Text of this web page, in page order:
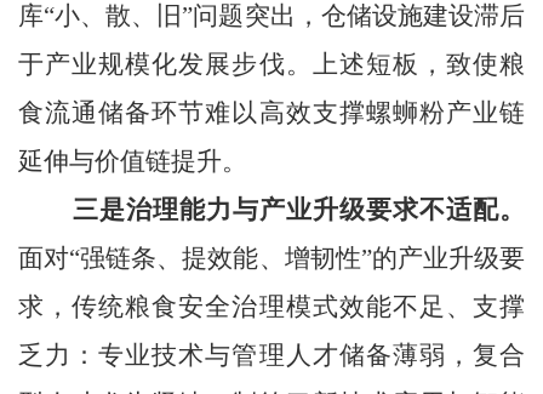
库“小、散、旧”问题突出，仓储设施建设滞后
于产业规模化发展步伐。上述短板，致使粮
食流通储备环节难以高效支撑螺蛳粉产业链
延伸与价值链提升。
三是治理能力与产业升级要求不适配。
面对“强链条、提效能、增韧性”的产业升级要
求，传统粮食安全治理模式效能不足、支撑
乏力：专业技术与管理人才储备薄弱，复合